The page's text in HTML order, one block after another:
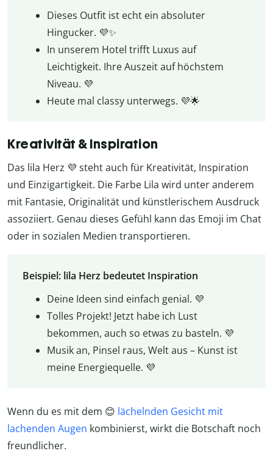
Dieses Outfit ist echt ein absoluter
Hingucker. 💜✨
In unserem Hotel trifft Luxus auf
Leichtigkeit. Ihre Auszeit auf höchstem
Niveau. 💜
Heute mal classy unterwegs. 💜🌟
Kreativität & Inspiration
Das lila Herz 💜 steht auch für Kreativität, Inspiration
und Einzigartigkeit. Die Farbe Lila wird unter anderem
mit Fantasie, Originalität und künstlerischem Ausdruck
assoziiert. Genau dieses Gefühl kann das Emoji im Chat
oder in sozialen Medien transportieren.
Beispiel: lila Herz bedeutet Inspiration
Deine Ideen sind einfach genial. 💜
Tolles Projekt! Jetzt habe ich Lust
bekommen, auch so etwas zu basteln. 💜
Musik an, Pinsel raus, Welt aus – Kunst ist
meine Energiequelle. 💜
Wenn du es mit dem 😊 lächelnden Gesicht mit
lachenden Augen kombinierst, wirkt die Botschaft noch
freundlicher.